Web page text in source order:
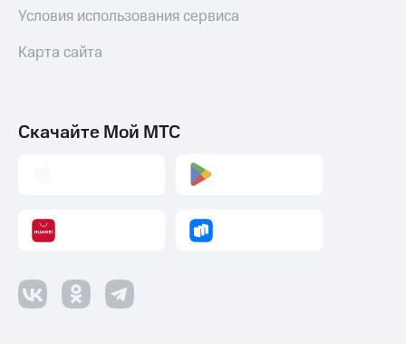
Условия использования сервиса
Карта сайта
Скачайте Мой МТС